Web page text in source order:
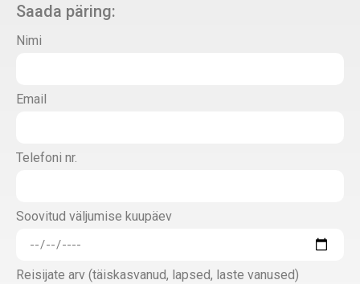
Saada päring:
Nimi
Email
Telefoni nr.
Soovitud väljumise kuupäev
Reisijate arv (täiskasvanud, lapsed, laste vanused)